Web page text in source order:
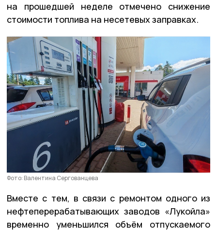
на прошедшей неделе отмечено снижение
стоимости топлива на несетевых заправках.
Фото: Валентина Сергованцева
Вместе с тем, в связи с ремонтом одного из
нефтеперерабатывающих заводов «Лукойла»
временно уменьшился объём отпускаемого